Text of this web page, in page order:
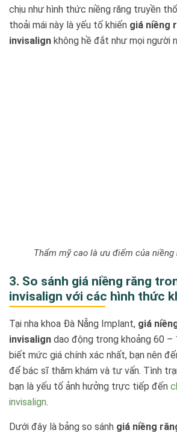
chịu như hình thức niềng răng truyền
thoải mái này là yếu tố khiến giá niềng
invisalign không hề đắt như mọi người
Thẩm mỹ cao là ưu điểm của
3. So sánh giá niềng răng
invisalign với các hình thức
Tại nha khoa Đà Nẵng Implant, giá
invisalign dao động trong khoảng 60
biết mức giá chính xác nhất, bạn nên
để bác sĩ thăm khám và tư vấn. Tình
bạn là yếu tố ảnh hưởng trực tiếp đến
invisalign.
Dưới đây là bảng so sánh giá niềng